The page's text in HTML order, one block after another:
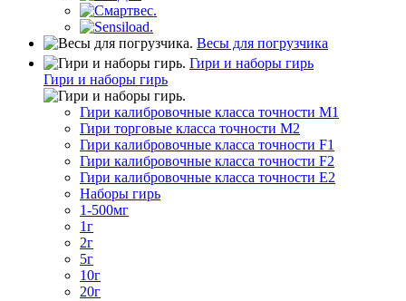
Весы для погрузчика
Гири и наборы гирь
Гири и наборы гирь
Гири калибровочные класса точности M1
Гири торговые класса точности M2
Гири калибровочные класса точности F1
Гири калибровочные класса точности F2
Гири калибровочные класса точности E2
Наборы гирь
1-500мг
1г
2г
5г
10г
20г